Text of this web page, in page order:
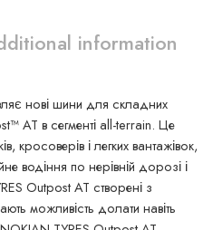
information
нові шини для складних
AT в сегменті all-terrain. Це
кросоверів і легких вантажівок,
водіння по нерівній дорозі і
Outpost AT створені з
можливість долати навіть